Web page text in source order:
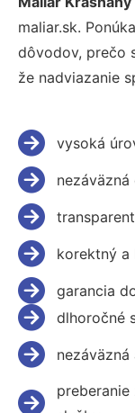
maliar.sk.
dôvodov, prečo
že nadviazanie
vysoká
korektný a
garancia
dlhoročné